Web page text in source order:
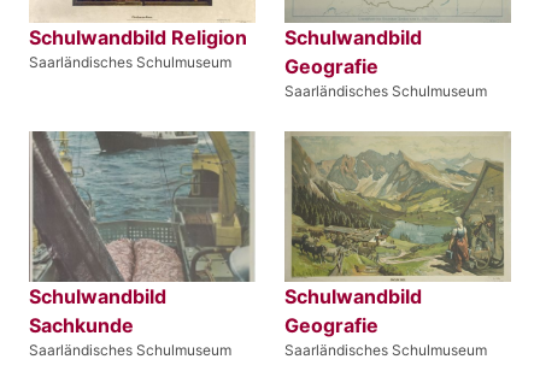
Schulwandbild Religion
Saarländisches Schulmuseum
Schulwandbild
Geografie
Saarländisches Schulmuseum
Schulwandbild
Sachkunde
Saarländisches Schulmuseum
Schulwandbild
Geografie
Saarländisches Schulmuseum